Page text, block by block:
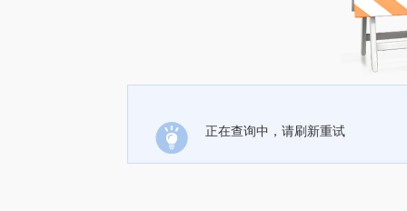
正在查询中，请刷新重试